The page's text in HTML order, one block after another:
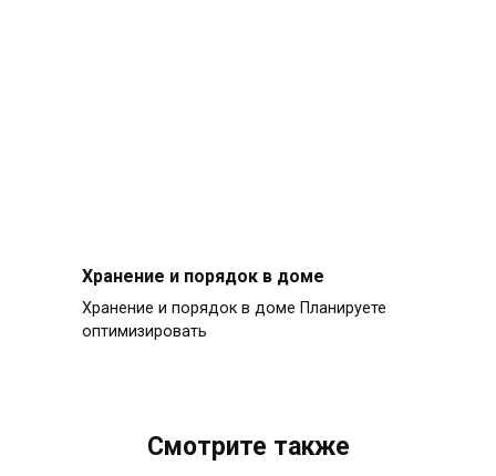
Хранение и порядок в доме
Хранение и порядок в доме Планируете
оптимизировать
Смотрите также